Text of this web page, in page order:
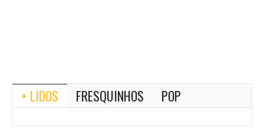
+ LIDOS FRESQUINHOS POP